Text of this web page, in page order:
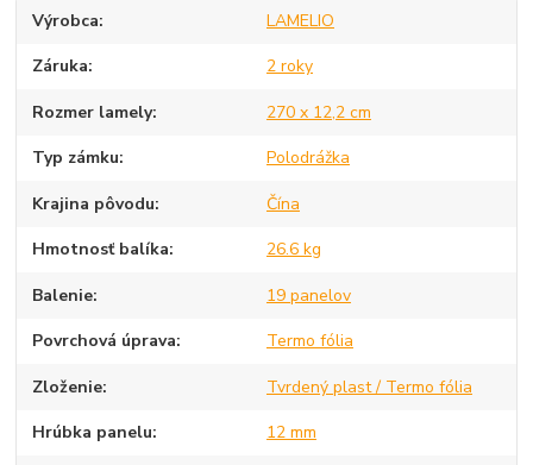
Výrobca LAMELIO
Záruka 2 roky
Rozmer lamely 270 x 12,2 cm
Typ zámku Polodrážka
Krajina pôvodu Čína
Hmotnosť balíka 26.6 kg
Balenie 19 panelov
Povrchová úprava Termo fólia
Zloženie Tvrdený plast / Termo fólia
Hrúbka panelu 12 mm